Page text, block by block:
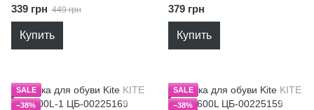
339 грн 449 грн
Купить
379 грн
Купить
SALE
−38%
SALE
−38%